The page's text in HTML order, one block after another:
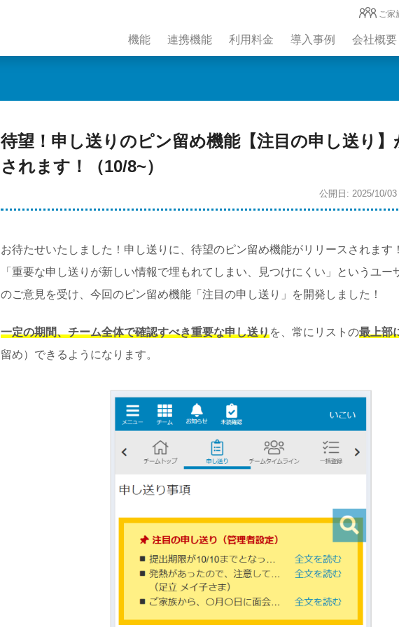
ご家
機能 連携機能 利用料金 導入事例 会社概要
待望！申し送りのピン留め機能【注目の申し送り】
されます！（10/8~）
公開日: 2025/10/
お待たせいたしました！申し送りに、待望のピン留め機能がリリースされます！
「重要な申し送りが新しい情報で埋もれてしまい、見つけにくい」というユー
のご意見を受け、今回のピン留め機能「注目の申し送り」を開発しました！
一定の期間、チーム全体で確認すべき重要な申し送りを、常にリストの最上部
留め）できるようになります。